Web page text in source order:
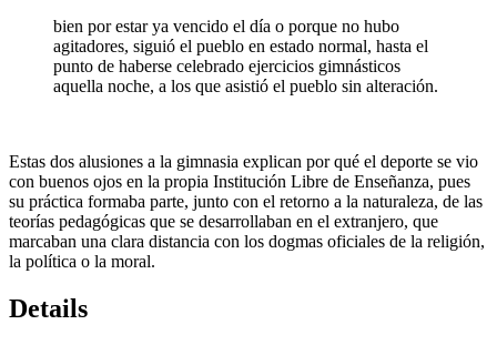
bien por estar ya vencido el día o porque no hubo
agitadores, siguió el pueblo en estado normal, hasta el
punto de haberse celebrado ejercicios gimnásticos
aquella noche, a los que asistió el pueblo sin alteración.
Estas dos alusiones a la gimnasia explican por qué el deporte se vio
con buenos ojos en la propia Institución Libre de Enseñanza, pues
su práctica formaba parte, junto con el retorno a la naturaleza, de las
teorías pedagógicas que se desarrollaban en el extranjero, que
marcaban una clara distancia con los dogmas oficiales de la religión,
la política o la moral.
Details